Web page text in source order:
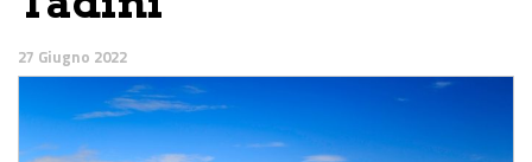
27 Giugno 2022